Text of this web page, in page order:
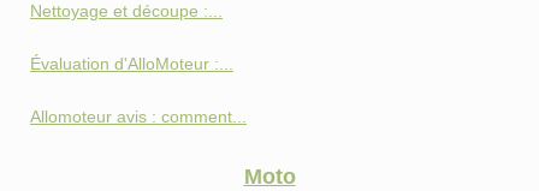
Nettoyage et découpe :...
Évaluation d'AlloMoteur :...
Allomoteur avis : comment...
Moto